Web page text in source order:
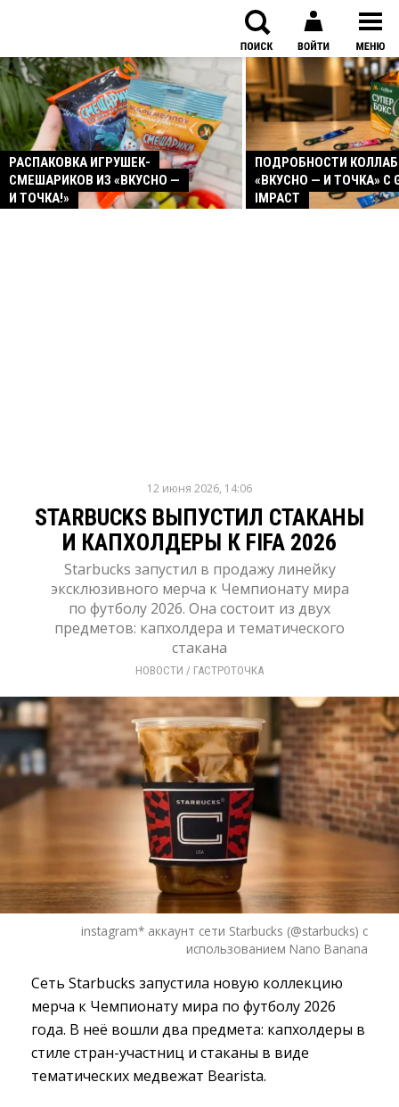
РАСПАКОВКА ИГРУШЕК-
СМЕШАРИКОВ ИЗ «ВКУСНО —
И ТОЧКА!»
ПОДРОБНОСТИ
«ВКУСНО — И ТОЧКА» С
IMPACT
12 июня 2026, 14:06
STARBUCKS ВЫПУСТИЛ СТАКАНЫ
И КАПХОЛДЕРЫ К FIFA 2026
Starbucks запустил в продажу линейку
эксклюзивного мерча к Чемпионату мира
по футболу 2026. Она состоит из двух
предметов: капхолдера и тематического
стакана
НОВОСТИ / ГАСТРОТОЧКА
instagram* аккаунт сети Starbucks (@starbucks) с
использованием Nano Banana
Сеть Starbucks запустила новую коллекцию
мерча к Чемпионату мира по футболу 2026
года. В неё вошли два предмета: капхолдеры в
стиле стран-участниц и стаканы в виде
тематических медвежат Bearista.